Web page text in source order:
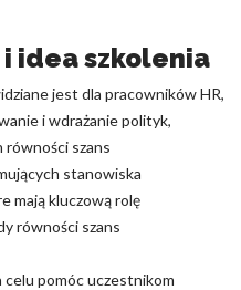
idea szkolenia
jest dla pracowników HR,
i wdrażanie polityk,
szans
stanowiska
mają kluczową rolę
równości szans
celu pomóc uczestnikom